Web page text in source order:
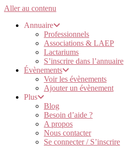
Aller au contenu
Annuaire
Professionnels
Associations & LAEP
Lactariums
S’inscrire dans l’annuaire
Évènements
Voir les évènements
Ajouter un évènement
Plus
Blog
Besoin d’aide ?
A propos
Nous contacter
Se connecter / S’inscrire